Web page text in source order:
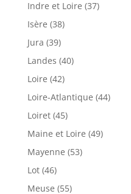
Indre et Loire (37)
Isère (38)
Jura (39)
Landes (40)
Loire (42)
Loire-Atlantique (44)
Loiret (45)
Maine et Loire (49)
Mayenne (53)
Lot (46)
Meuse (55)